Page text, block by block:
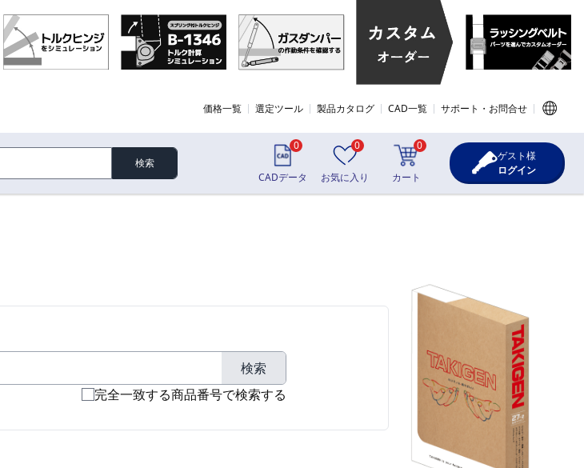
価格一覧 選定ツール 製品カタログ CAD一覧 サポート・お問合せ
検索
0
CADデータ
0
お気に入り
0
カート
ゲスト様
ログイン
検索
完全一致する商品番号で検索する